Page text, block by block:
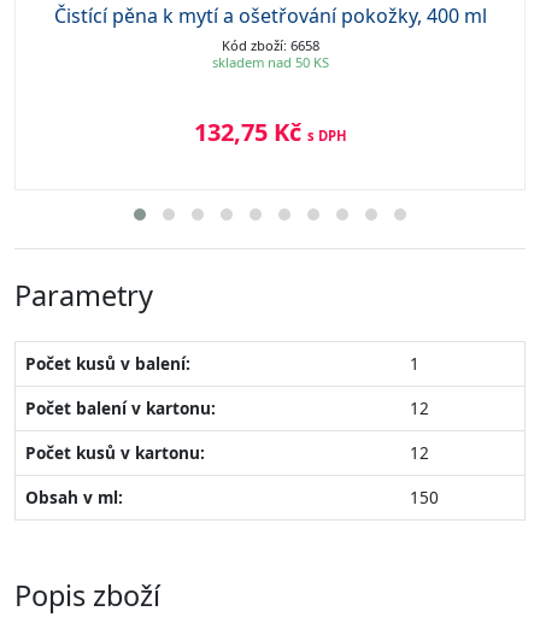
Čistící pěna k mytí a ošetřování pokožky, 400 ml
Kód zboží: 6658
skladem nad 50 KS
132,75 Kč s DPH
Parametry
Počet kusů v balení:
1
Počet balení v kartonu:
12
Počet kusů v kartonu:
12
Obsah v ml:
150
Popis zboží